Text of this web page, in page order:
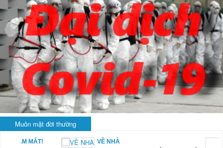
Muôn mặt đời thường
NAM MẤT! VỀ NHÀ